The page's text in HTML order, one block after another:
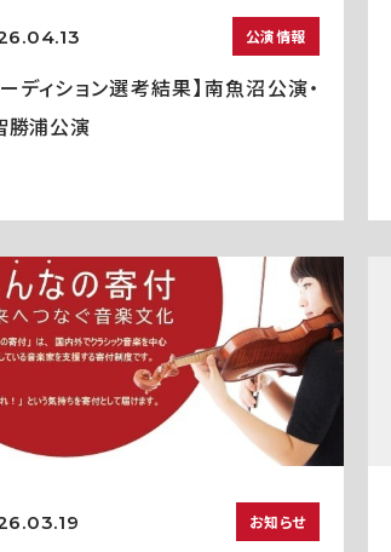
公演情報
ーディション選考結果】南魚沼公演・
勝浦公演
お知らせ